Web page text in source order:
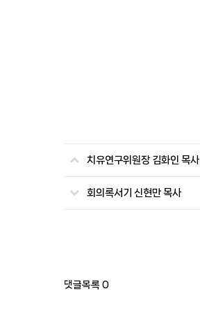
치유연구위원장 김화인 목사
회의록서기 신현만 목사
댓글목록 0